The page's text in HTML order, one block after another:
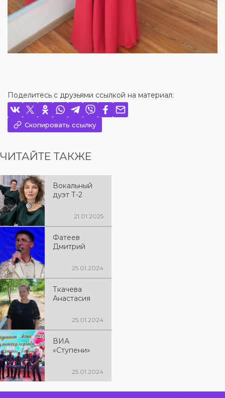
Поделитесь с друзьями ссылкой на материал:
Скопировать ссылку
ЧИТАЙТЕ ТАКЖЕ
Вокальный
дуэт Т-2
21.01.2025
Фатеев
Дмитрий
25.01.2024
Ткачева
Анастасия
25.01.2024
ВИА
«Ступени»
25.01.2024